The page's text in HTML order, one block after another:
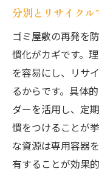
分別とリサイク
ゴミ屋敷の再発を
慣化がカギです。
を容易にし、リサ
るからです。具体
ダーを活用し、定
慣をつけることが
な資源は専用容器
有することが効果